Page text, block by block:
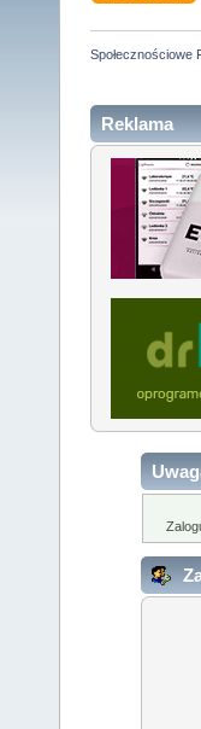
Społecznościowe
Reklama